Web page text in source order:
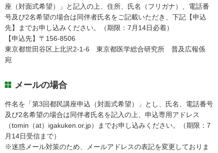
座（対面式希望）」と記入の上、住所、氏名（フリガナ）、電話番
号及び2名希望の場合は同伴者氏名をご記載いただき、下記【申込
先】までお申し込みください。（期限：7月14日必着）
【申込先】〒156-8506
東京都世田谷区上北沢2-1-6 東京都医学総合研究所 普及広報係
宛
メールの場合
件名を「第3回都民講座申込（対面式希望）」とし、氏名、電話番号
及び2名希望の場合は同伴者氏名を記入の上、申込専用アドレス
（tomin（at）igakuken.or.jp）までお申し込みください。（期限：7
月14日受信まで）
※迷惑メール対策のため、メールアドレスの表記を変更しておりま